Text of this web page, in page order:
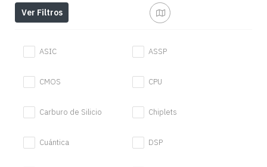
Ver Filtros
ASIC ASSP
CMOS CPU
Carburo de Silicio Chiplets
Cuántica DSP